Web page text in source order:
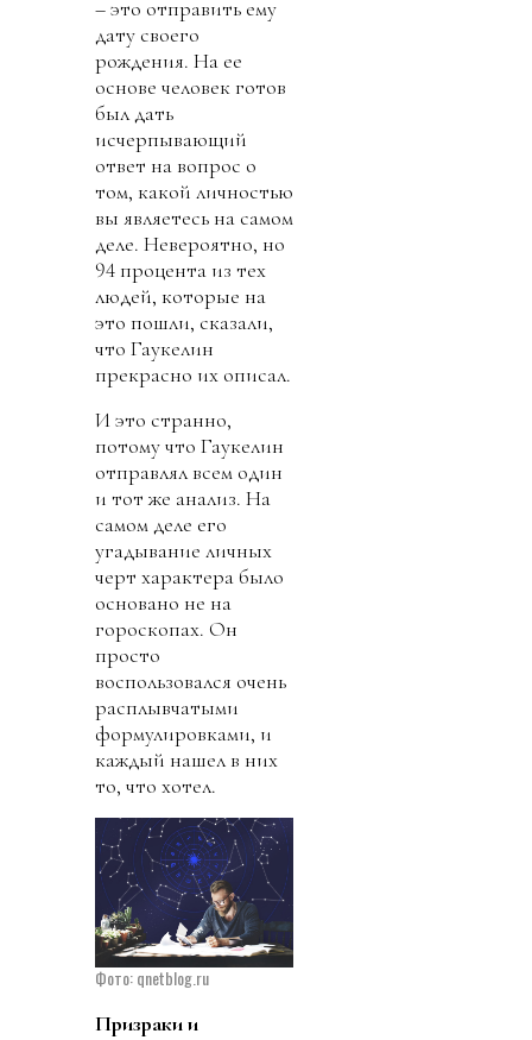
– это отправить ему
дату своего
рождения. На ее
основе человек готов
был дать
исчерпывающий
ответ на вопрос о
том, какой личностью
вы являетесь на самом
деле. Невероятно, но
94 процента из тех
людей, которые на
это пошли, сказали,
что Гаукелин
прекрасно их описал.
И это странно,
потому что Гаукелин
отправлял всем один
и тот же анализ. На
самом деле его
угадывание личных
черт характера было
основано не на
гороскопах. Он
просто
воспользовался очень
расплывчатыми
формулировками, и
каждый нашел в них
то, что хотел.
Фото: qnetblog.ru
Призракии